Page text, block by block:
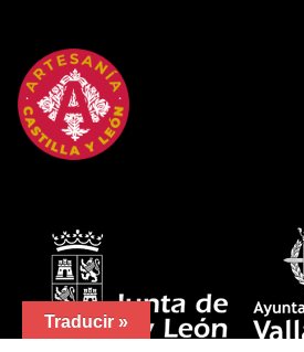
Traducir »